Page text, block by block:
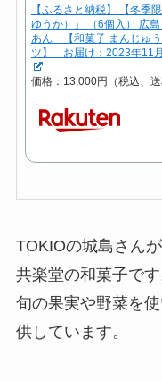
【ふるさと納税】 【冬季
ゆうか）」 （6個入） 広
あん 【和菓子 まんじゅ
ツ】 お届け：2023年11
価格：13,000円（税込、
TOKIOの城島さん
共楽堂の和菓子です
旬の果実や野菜を
供しています。